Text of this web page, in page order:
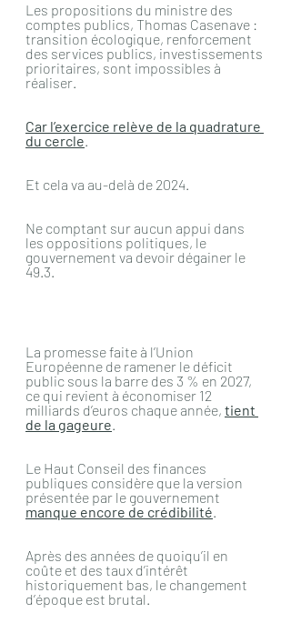
Les propositions du ministre des
comptes publics, Thomas Casenave :
transition écologique, renforcement
des services publics, investissements
prioritaires, sont impossibles à
réaliser.
Car l’exercice relève de la quadrature
du cercle.
Et cela va au-delà de 2024.
Ne comptant sur aucun appui dans
les oppositions politiques, le
gouvernement va devoir dégainer le
49.3.
La promesse faite à l’Union
Européenne de ramener le déficit
public sous la barre des 3 % en 2027,
ce qui revient à économiser 12
milliards d’euros chaque année, tient
de la gageure.
Le Haut Conseil des finances
publiques considère que la version
présentée par le gouvernement
manque encore de crédibilité.
Après des années de quoiqu’il en
coûte et des taux d’intérêt
historiquement bas, le changement
d’époque est brutal.